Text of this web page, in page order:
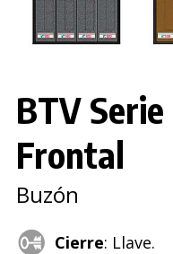
BTV
Frontal
Buzón
Cierre: Llave.